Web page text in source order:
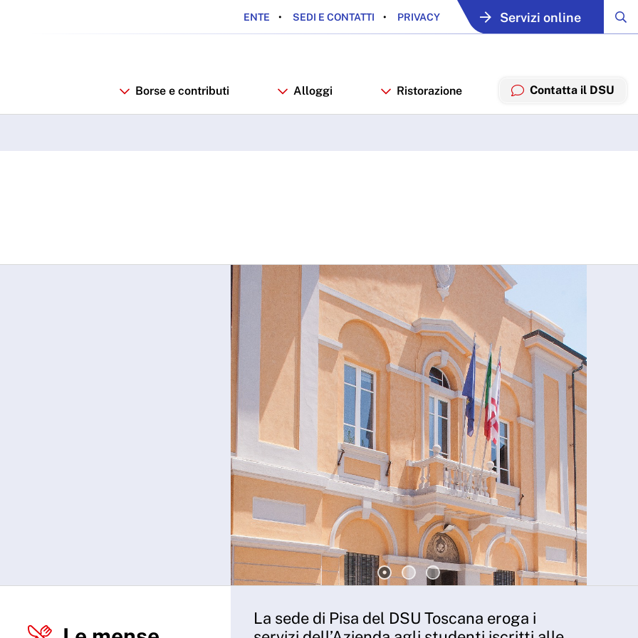
ENTE SEDI E CONTATTI PRIVACY Servizi online
Borse e contributi Alloggi Ristorazione Contatta il DSU
La sede di Pisa del DSU Toscana eroga i